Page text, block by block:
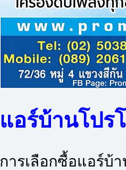
แอร์บ้านโป
การเลือกซื้อแอร์บ้